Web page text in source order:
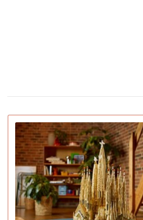
15 вмираючих професій,
16 грудня 16:22
Pantone назвав головний
символізує спокій (відео)
15 грудня 14:31
Deep Plane Facelift:
українських зірок і не тільки
10 грудня 17:33 Pornhub підбив підсумки
топ-20 за переглядами
04 грудня 15:38 YouTube оголосив
найкращий блогер, подкаст,